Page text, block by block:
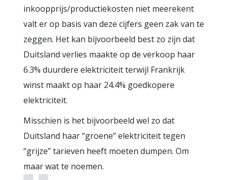
inkoopprijs/productiekosten niet meerekent
valt er op basis van deze cijfers geen zak van te
zeggen. Het kan bijvoorbeeld best zo zijn dat
Duitsland verlies maakte op de verkoop haar
6.3% duurdere elektriciteit terwijl Frankrijk
winst maakt op haar 24.4% goedkopere
elektriciteit.
Misschien is het bijvoorbeeld wel zo dat
Duitsland haar “groene” elektriciteit tegen
“grijze” tarieven heeft moeten dumpen. Om
maar wat te noemen.